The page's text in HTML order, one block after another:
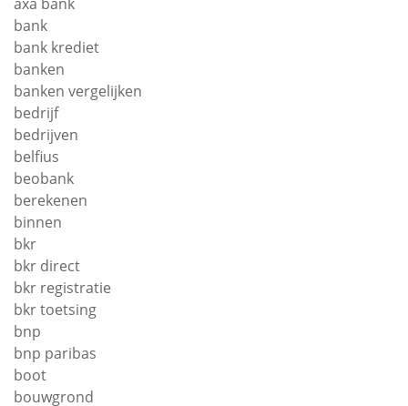
bank
bank krediet
banken
banken vergelijken
bedrijf
bedrijven
belfius
beobank
berekenen
binnen
bkr
bkr direct
bkr registratie
bkr toetsing
bnp
bnp paribas
boot
bouwgrond